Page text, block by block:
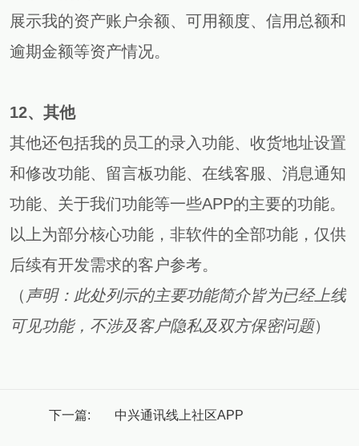
展示我的资产账户余额、可用额度、信用总额和
逾期金额等资产情况。
12、其他
其他还包括我的员工的录入功能、收货地址设置
和修改功能、留言板功能、在线客服、消息通知
功能、关于我们功能等一些APP的主要的功能。
以上为部分核心功能，非软件的全部功能，仅供
后续有开发需求的客户参考。
（ 声明：此处列示的主要功能简介皆为已经上线
可见功能，不涉及客户隐私及双方保密问题）
下一篇: 中兴通讯线上社区APP